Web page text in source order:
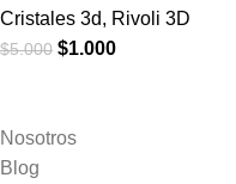
Cristales 3d, Rivoli 3D
$5.000 $1.000
Nosotros
Blog